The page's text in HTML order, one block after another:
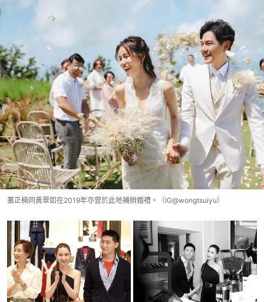
蕭正楠同黃翠如在2019年亦曾於此地補辦婚禮。（IG@wongtsuiyu）